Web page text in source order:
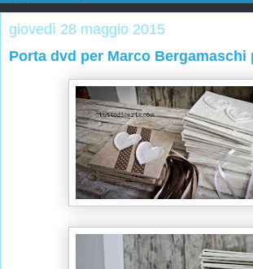
giovedì 28 maggio 2015
Porta dvd per Marco Bergamaschi